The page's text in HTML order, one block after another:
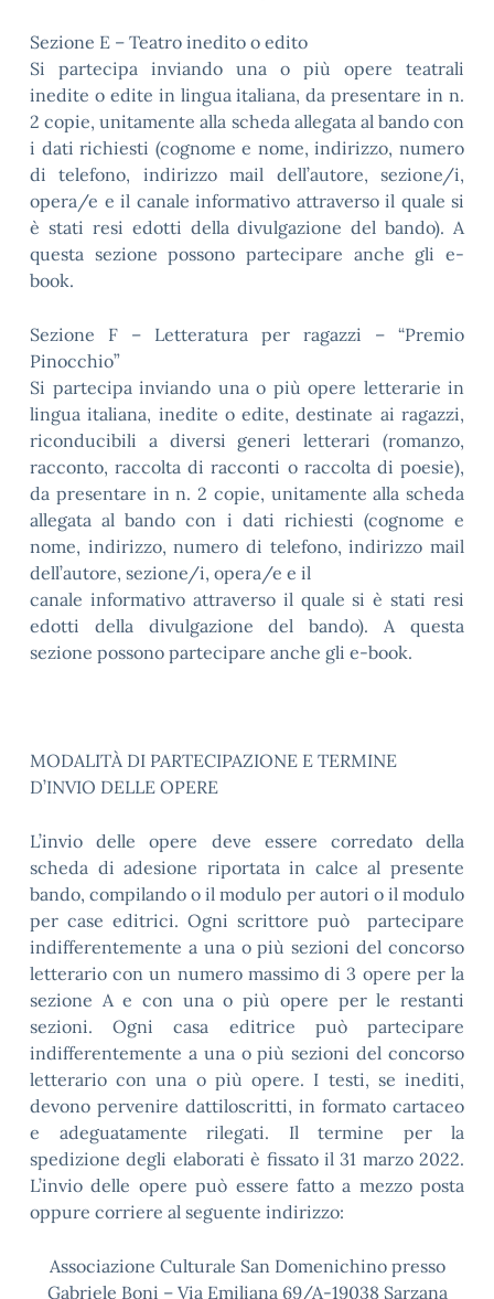
Sezione E – Teatro inedito o edito
Si partecipa inviando una o più opere teatrali
inedite o edite in lingua italiana, da presentare in n.
2 copie, unitamente alla scheda allegata al bando con
i dati richiesti (cognome e nome, indirizzo, numero
di telefono, indirizzo mail dell’autore, sezione/i,
opera/e e il canale informativo attraverso il quale si
è stati resi edotti della divulgazione del bando). A
questa sezione possono partecipare anche gli e-
book.
Sezione F – Letteratura per ragazzi – “Premio
Pinocchio”
Si partecipa inviando una o più opere letterarie in
lingua italiana, inedite o edite, destinate ai ragazzi,
riconducibili a diversi generi letterari (romanzo,
racconto, raccolta di racconti o raccolta di poesie),
da presentare in n. 2 copie, unitamente alla scheda
allegata al bando con i dati richiesti (cognome e
nome, indirizzo, numero di telefono, indirizzo mail
dell’autore, sezione/i, opera/e e il
canale informativo attraverso il quale si è stati resi
edotti della divulgazione del bando). A questa
sezione possono partecipare anche gli e-book.
MODALITÀ DI PARTECIPAZIONE E TERMINE
D’INVIO DELLE OPERE
L’invio delle opere deve essere corredato della
scheda di adesione riportata in calce al presente
bando, compilando o il modulo per autori o il modulo
per case editrici. Ogni scrittore può partecipare
indifferentemente a una o più sezioni del concorso
letterario con un numero massimo di 3 opere per la
sezione A e con una o più opere per le restanti
sezioni. Ogni casa editrice può partecipare
indifferentemente a una o più sezioni del concorso
letterario con una o più opere. I testi, se inediti,
devono pervenire dattiloscritti, in formato cartaceo
e adeguatamente rilegati. Il termine per la
spedizione degli elaborati è fissato il 31 marzo 2022.
L’invio delle opere può essere fatto a mezzo posta
oppure corriere al seguente indirizzo:
Associazione Culturale San Domenichino presso
Gabriele Boni – Via Emiliana 69/A-19038 Sarzana